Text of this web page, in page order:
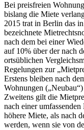
Bei preisfreien
bislang die Miete
2015 trat in Berlin das
bezeichnete
nach dem bei einer
auf 10% über der nach
ortsüblichen
Regelungen zur
Erstens bleiben nach
Wohnungen
Zweitens gilt die
nach einer
höhere Miete, als nach
werden, wenn sie von